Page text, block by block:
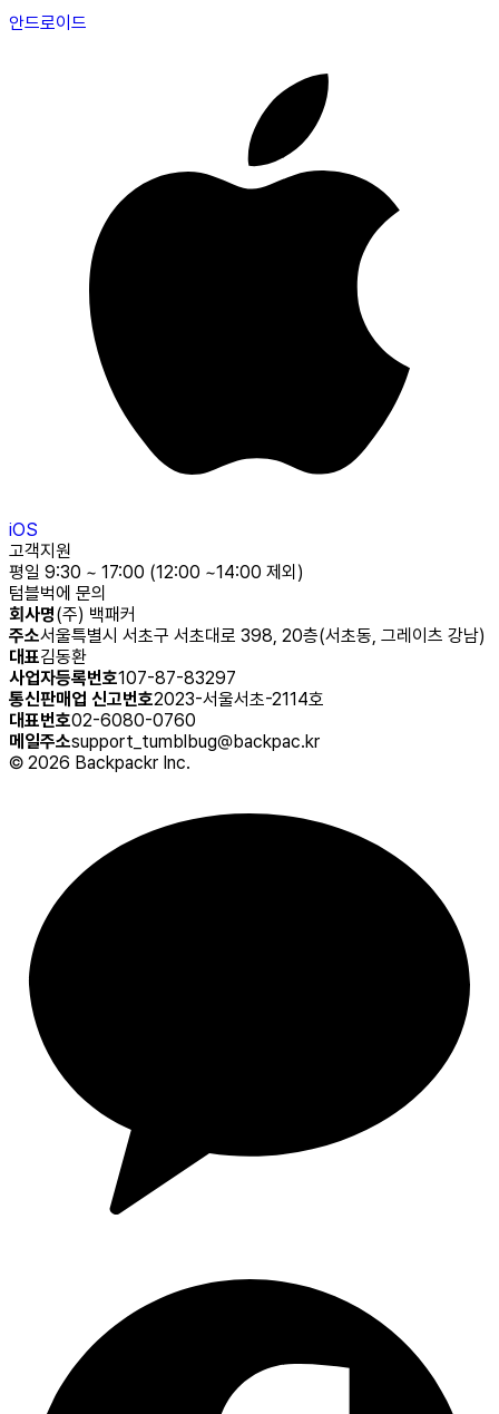
안드로이드
iOS
고객지원
평일 9:30 ~ 17:00 (12:00 ~14:00 제외)
텀블벅에 문의
회사명(주) 백패커
주소서울특별시 서초구 서초대로 398, 20층(서초동, 그레이츠 강남)
대표김동환
사업자등록번호107-87-83297
통신판매업 신고번호2023-서울서초-2114호
대표번호02-6080-0760
메일주소support_tumblbug@backpac.kr
© 2026 Backpackr Inc.